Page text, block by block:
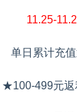
11.25-
单日累计充值
★100-499元返